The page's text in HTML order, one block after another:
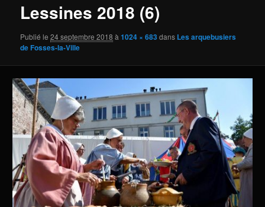
Lessines 2018 (6)
Publié le24 septembre 2018 à1024 × 683dans Les arquebusiers
de Fosses-la-Ville